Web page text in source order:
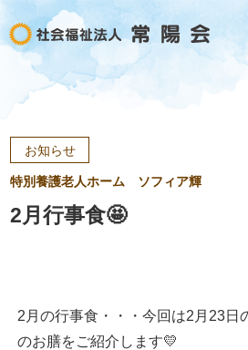
お知らせ
特別養護老人ホーム ソフィア輝
2月行事食🤩
2月の行事食・・・今回は2月23日
のお膳をご紹介します💛